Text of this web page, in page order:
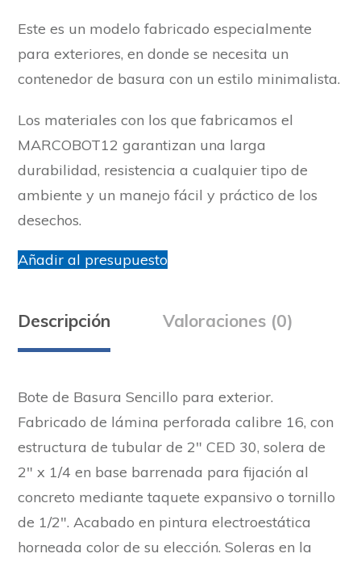
Este es un modelo fabricado especialmente
para exteriores, en donde se necesita un
contenedor de basura con un estilo minimalista.
Los materiales con los que fabricamos el
MARCOBOT12 garantizan una larga
durabilidad, resistencia a cualquier tipo de
ambiente y un manejo fácil y práctico de los
desechos.
Añadir al presupuesto
Descripción Valoraciones (0)
Bote de Basura Sencillo para exterior.
Fabricado de lámina perforada calibre 16, con
estructura de tubular de 2″ CED 30, solera de
2″ x 1/4 en base barrenada para fijación al
concreto mediante taquete expansivo o tornillo
de 1/2″. Acabado en pintura electroestática
horneada color de su elección. Soleras en la